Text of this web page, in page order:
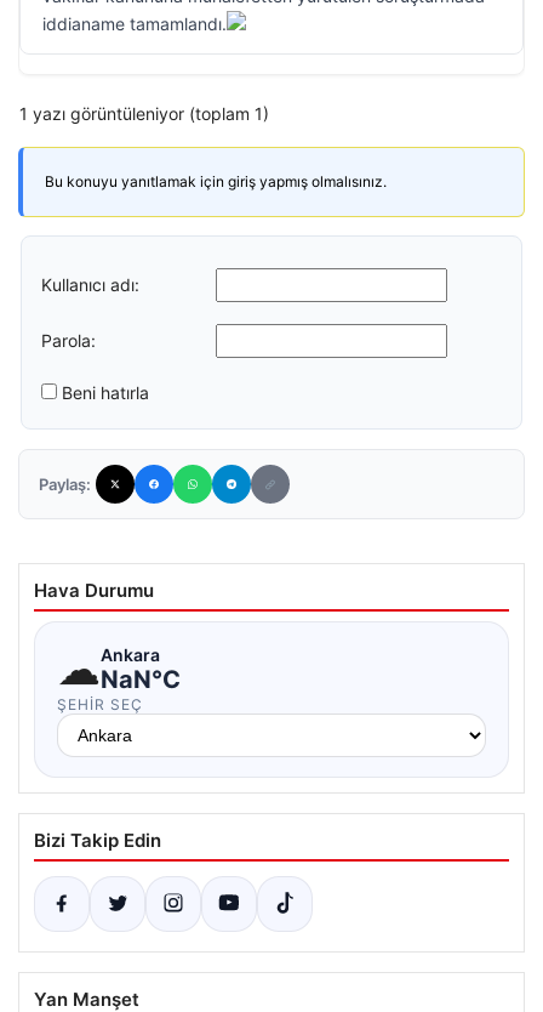
iddianame tamamlandı.
1 yazı görüntüleniyor (toplam 1)
Bu konuyu yanıtlamak için giriş yapmış olmalısınız.
Kullanıcı adı:
Parola:
Beni hatırla
Paylaş:
Hava Durumu
☁Ankara
NaN°C
ŞEHIR SEÇ
Bizi Takip Edin
Yan Manşet